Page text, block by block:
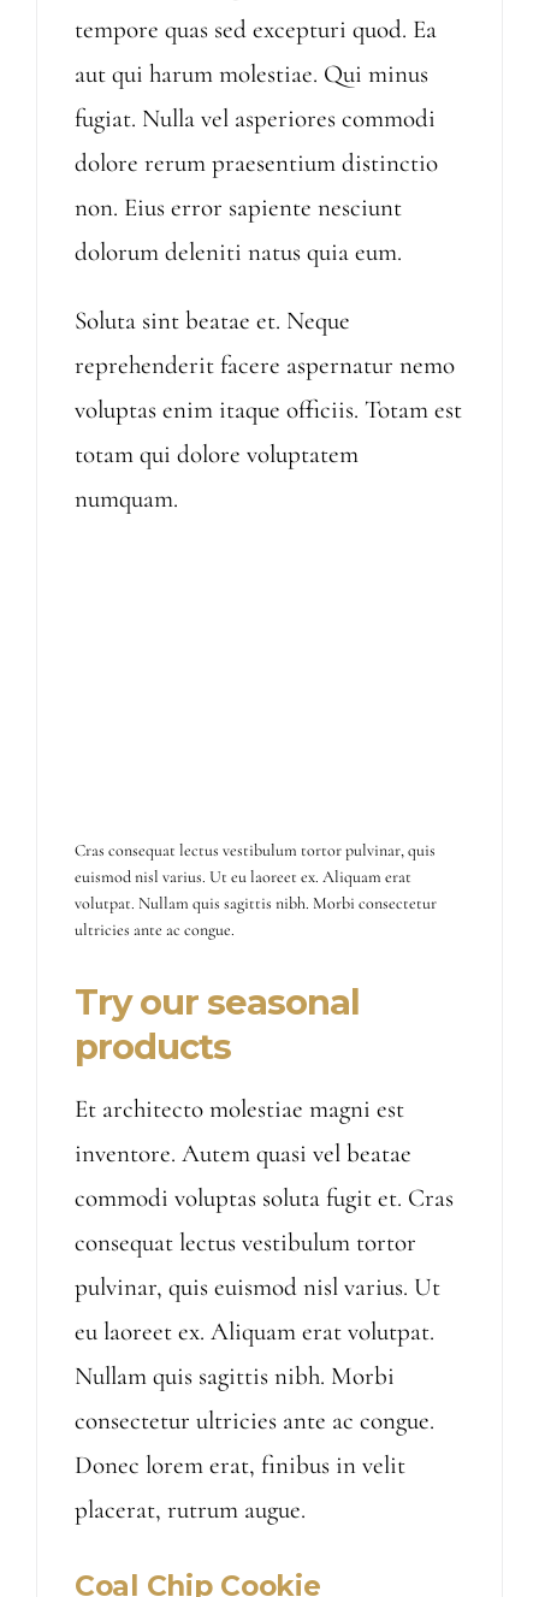
tempore quas sed excepturi quod. Ea
aut qui harum molestiae. Qui minus
fugiat. Nulla vel asperiores commodi
dolore rerum praesentium distinctio
non. Eius error sapiente nesciunt
dolorum deleniti natus quia eum.
Soluta sint beatae et. Neque
reprehenderit facere aspernatur nemo
voluptas enim itaque officiis. Totam est
totam qui dolore voluptatem
numquam.
Cras consequat lectus vestibulum tortor pulvinar, quis
euismod nisl varius. Ut eu laoreet ex. Aliquam erat
volutpat. Nullam quis sagittis nibh. Morbi consectetur
ultricies ante ac congue.
Try our seasonal
products
Et architecto molestiae magni est
inventore. Autem quasi vel beatae
commodi voluptas soluta fugit et. Cras
consequat lectus vestibulum tortor
pulvinar, quis euismod nisl varius. Ut
eu laoreet ex. Aliquam erat volutpat.
Nullam quis sagittis nibh. Morbi
consectetur ultricies ante ac congue.
Donec lorem erat, finibus in velit
placerat, rutrum augue.
Coal Chip Cookie